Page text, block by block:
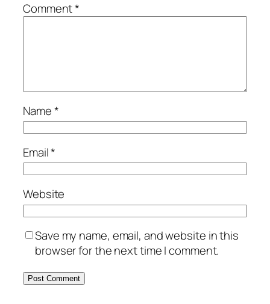
Comment*
Name*
Email*
Website
Save my name, email, and website in this
browser for the next time I comment.